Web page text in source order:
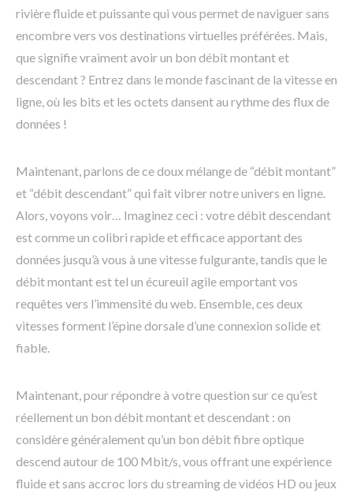
rivière fluide et puissante qui vous permet de naviguer sans
encombre vers vos destinations virtuelles préférées. Mais,
que signifie vraiment avoir un bon débit montant et
descendant ? Entrez dans le monde fascinant de la vitesse en
ligne, où les bits et les octets dansent au rythme des flux de
données !
Maintenant, parlons de ce doux mélange de “débit montant”
et “débit descendant” qui fait vibrer notre univers en ligne.
Alors, voyons voir… Imaginez ceci : votre débit descendant
est comme un colibri rapide et efficace apportant des
données jusqu’à vous à une vitesse fulgurante, tandis que le
débit montant est tel un écureuil agile emportant vos
requêtes vers l’immensité du web. Ensemble, ces deux
vitesses forment l’épine dorsale d’une connexion solide et
fiable.
Maintenant, pour répondre à votre question sur ce qu’est
réellement un bon débit montant et descendant : on
considère généralement qu’un bon débit fibre optique
descend autour de 100 Mbit/s, vous offrant une expérience
fluide et sans accroc lors du streaming de vidéos HD ou jeux